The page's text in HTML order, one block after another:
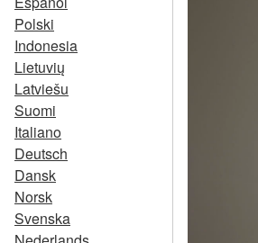
Polski
Indonesia
Lietuvių
Latviešu
Suomi
Italiano
Deutsch
Dansk
Norsk
Svenska